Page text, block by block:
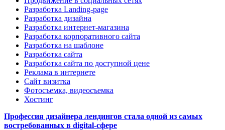
Разработка Landing-page
Разработка дизайна
Разработка интернет-магазина
Разработка корпоративного сайта
Разработка на шаблоне
Разработка сайта
Разработка сайта по доступной цене
Реклама в интернете
Сайт визитка
Фотосъемка, видеосъемка
Хостинг
Профессия дизайнера лендингов стала одной из самых
востребованных в digital-сфере